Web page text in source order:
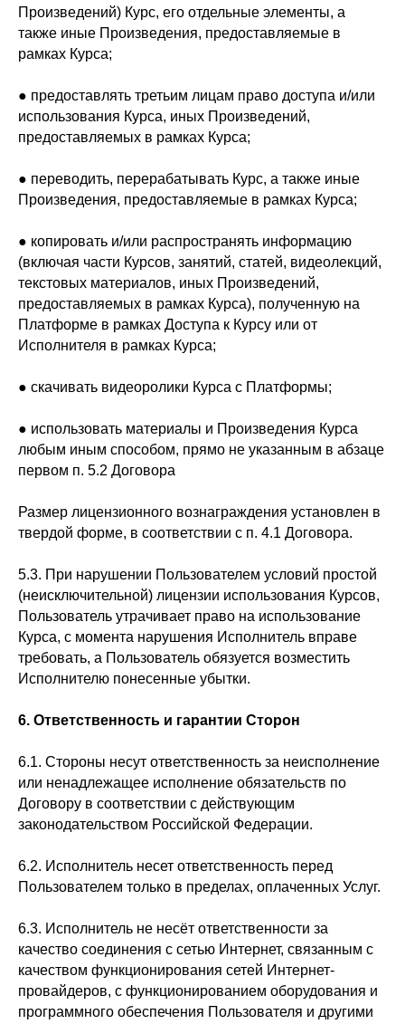
Произведений) Курс, его отдельные элементы, а
также иные Произведения, предоставляемые в
рамках Курса;
● предоставлять третьим лицам право доступа и/или
использования Курса, иных Произведений,
предоставляемых в рамках Курса;
● переводить, перерабатывать Курс, а также иные
Произведения, предоставляемые в рамках Курса;
● копировать и/или распространять информацию
(включая части Курсов, занятий, статей, видеолекций,
текстовых материалов, иных Произведений,
предоставляемых в рамках Курса), полученную на
Платформе в рамках Доступа к Курсу или от
Исполнителя в рамках Курса;
● скачивать видеоролики Курса с Платформы;
● использовать материалы и Произведения Курса
любым иным способом, прямо не указанным в абзаце
первом п. 5.2 Договора
Размер лицензионного вознаграждения установлен в
твердой форме, в соответствии с п. 4.1 Договора.
5.3. При нарушении Пользователем условий простой
(неисключительной) лицензии использования Курсов,
Пользователь утрачивает право на использование
Курса, с момента нарушения Исполнитель вправе
требовать, а Пользователь обязуется возместить
Исполнителю понесенные убытки.
6. Ответственность и гарантии Сторон
6.1. Стороны несут ответственность за неисполнение
или ненадлежащее исполнение обязательств по
Договору в соответствии с действующим
законодательством Российской Федерации.
6.2. Исполнитель несет ответственность перед
Пользователем только в пределах, оплаченных Услуг.
6.3. Исполнитель не несёт ответственности за
качество соединения с сетью Интернет, связанным с
качеством функционирования сетей Интернет-
провайдеров, с функционированием оборудования и
программного обеспечения Пользователя и другими